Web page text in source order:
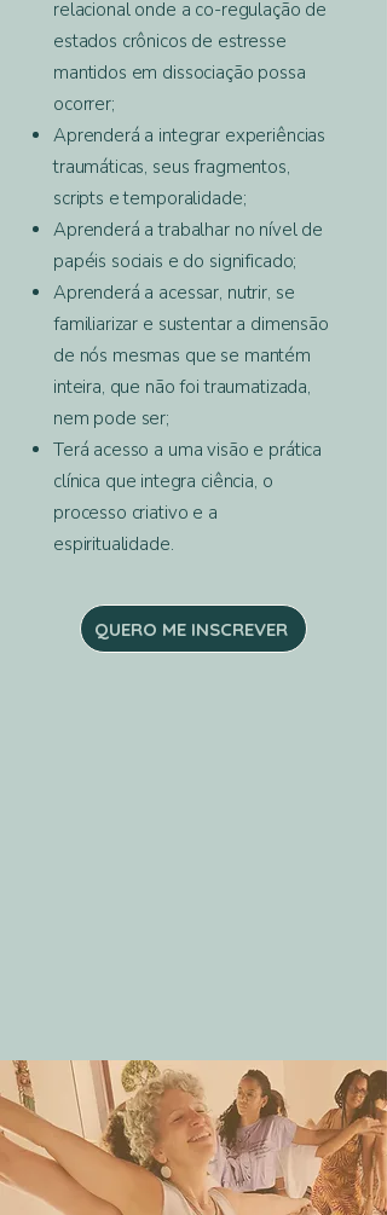
relacional onde a co-regulação de
estados crônicos de estresse
mantidos em dissociação possa
ocorrer;
Aprenderá a integrar experiências
traumáticas, seus fragmentos,
scripts e temporalidade;
Aprenderá a trabalhar no nível de
papéis sociais e do significado;
Aprenderá a acessar, nutrir, se
familiarizar e sustentar a dimensão
de nós mesmas que se mantém
inteira, que não foi traumatizada,
nem pode ser;
Terá acesso a uma visão e prática
clínica que integra ciência, o
processo criativo e a
espiritualidade.
QUERO ME INSCREVER